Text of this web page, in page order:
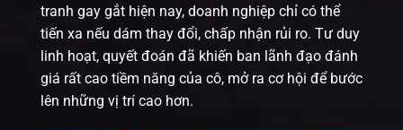
tranh gay gắt hiện nay, doanh nghiệp chỉ có thể
tiến xa nếu dám thay đổi, chấp nhận rủi ro. Tư duy
linh hoạt, quyết đoán đã khiến ban lãnh đạo đánh
giá rất cao tiềm năng của cô, mở ra cơ hội để bước
lên những vị trí cao hơn.